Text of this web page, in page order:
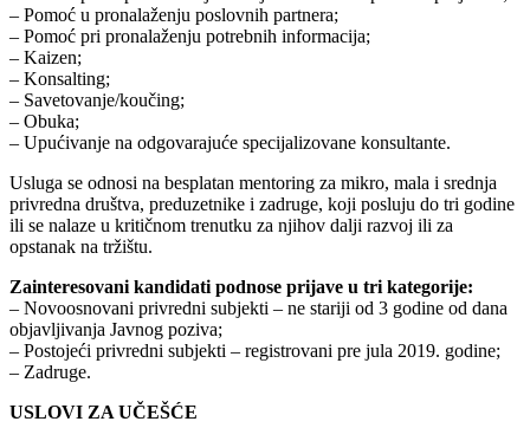
– Pomoć u pronalaženju poslovnih partnera;
– Pomoć pri pronalaženju potrebnih informacija;
– Kaizen;
– Konsalting;
– Savetovanje/koučing;
– Obuka;
– Upućivanje na odgovarajuće specijalizovane konsultante.
Usluga se odnosi na besplatan mentoring za mikro, mala i srednja
privredna društva, preduzetnike i zadruge, koji posluju do tri godine
ili se nalaze u kritičnom trenutku za njihov dalji razvoj ili za
opstanak na tržištu.
Zainteresovani kandidati podnose prijave u tri kategorije:
– Novoosnovani privredni subjekti – ne stariji od 3 godine od dana
objavljivanja Javnog poziva;
– Postojeći privredni subjekti – registrovani pre jula 2019. godine;
– Zadruge.
USLOVI ZA UČEŠĆE